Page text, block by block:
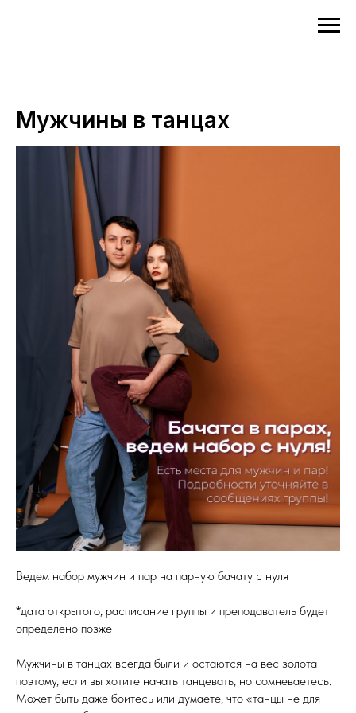
Мужчины в танцах
Ведем набор мужчин и пар на парную бачату с нуля
*дата открытого, расписание группы и преподаватель будет
определено позже
Мужчины в танцах всегда были и остаются на вес золота
поэтому, если вы хотите начать танцевать, но сомневаетесь.
Может быть даже боитесь или думаете, что «танцы не для